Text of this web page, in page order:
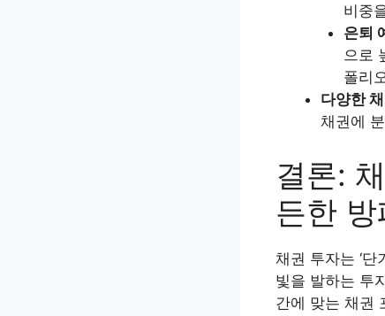
비중
은퇴
으로
폴리
다양한
채권에
결론:
든한
채권 투자는 ‘
빛을 발하는 투
간에 맞는 채권